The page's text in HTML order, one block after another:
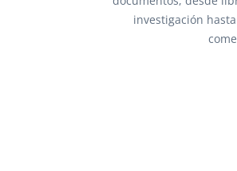
investigación